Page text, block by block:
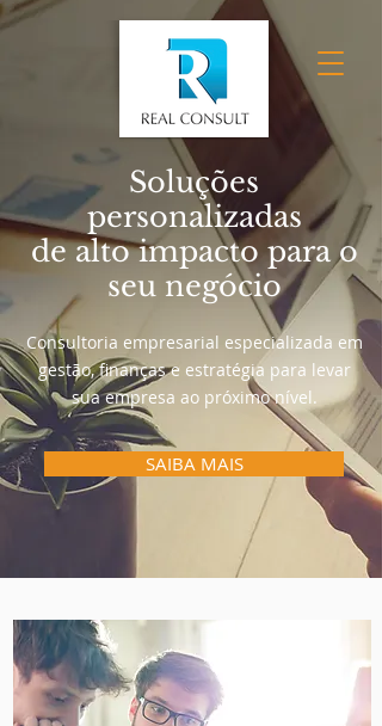
Empresarial,
Consórcios e
Seguros
Soluções
personalizadas
de alto impacto para o
seu negócio
Consultoria empresarial especializada em
gestão, finanças e estratégia para levar
sua empresa ao próximo nível.
SAIBA MAIS